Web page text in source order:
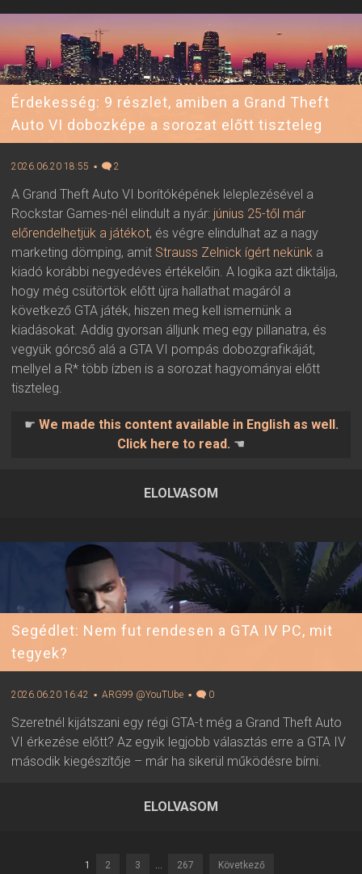
Érdekesség: 9 részlet, amiben a Grand Theft
Auto VI dobozképe a sorozat előtt tiszteleg
2026.06.20 18:55 ▪ 2
A Grand Theft Auto VI borítóképének leleplezésével a
Rockstar Games-nél elindult a nyár: június 25-től már
előrendelhetjük a játékot, és végre elindulhat az a nagy
marketing dömping, amit Strauss Zelnick ígért nekünk a
kiadó korábbi negyedéves értékelőin. A logika azt diktálja,
hogy még csütörtök előtt újra hallathat magáról a
következő GTA játék, hiszen meg kell ismernünk a
kiadásokat. Addig gyorsan álljunk meg egy pillanatra, és
vegyük górcső alá a GTA VI pompás dobozgrafikáját,
mellyel a R* több ízben is a sorozat hagyományai előtt
tiszteleg.
☛ We made this content available in English as well.
Click here to read. ☚
2026.06.20 18:55 ▪ Forrás:
ELOLVASOM
Segédlet: Nem fut rendesen a GTA IV PC, mit
tegyek?
2026.06.20 16:42 ▪ ARG99 @YouTUbe ▪ 0
Szeretnél kijátszani egy régi GTA-t még a Grand Theft Auto
VI érkezése előtt? Az egyik legjobb választás erre a GTA IV
második kiegészítője – már ha sikerül működésre bírni.
2026.06.20 16:42 ▪ Forrás:ARG99 @YouTUbe
ELOLVASOM
1 2 3 ... 267 Következő